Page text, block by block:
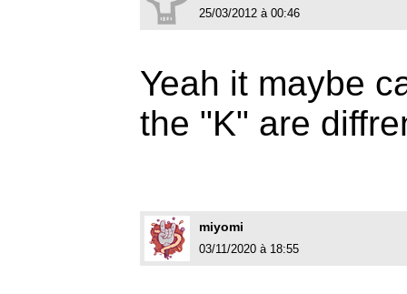
25/03/2012 à 00:46
Yeah it maybe
the "K" are
miyomi
03/11/2020 à 18:55